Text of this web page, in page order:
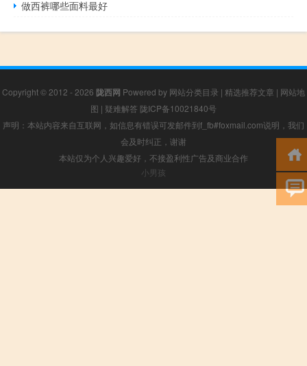
做西裤哪些面料最好
Copyright © 2012 - 2026 陇西网 Powered by 网站分类目录 | 精选推荐文章 | 网站地
图 | 疑难解答 陇ICP备10021840号
声明：本站内容来自互联网，如信息有错误可发邮件到f_fb#foxmail.com说明，我们
会及时纠正，谢谢
本站仅为个人兴趣爱好，不接盈利性广告及商业合作
小男孩